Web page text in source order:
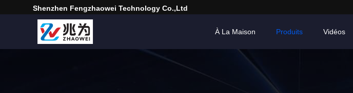
Shenzhen Fengzhaowei Technology Co.,Ltd
À La Maison Produits Vidéos